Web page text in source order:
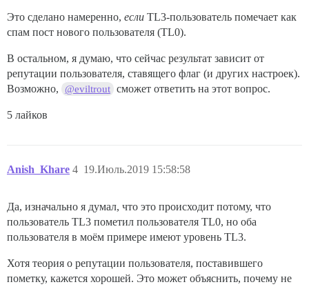
Это сделано намеренно, если TL3-пользователь помечает как
спам пост нового пользователя (TL0).
В остальном, я думаю, что сейчас результат зависит от
репутации пользователя, ставящего флаг (и других настроек).
Возможно,
@eviltrout сможет ответить на этот вопрос.
5 лайков
Anish_Khare 19.Июль.2019 15:58:58
4
Да, изначально я думал, что это происходит потому, что
пользователь TL3 пометил пользователя TL0, но оба
пользователя в моём примере имеют уровень TL3.
Хотя теория о репутации пользователя, поставившего
пометку, кажется хорошей. Это может объяснить, почему не